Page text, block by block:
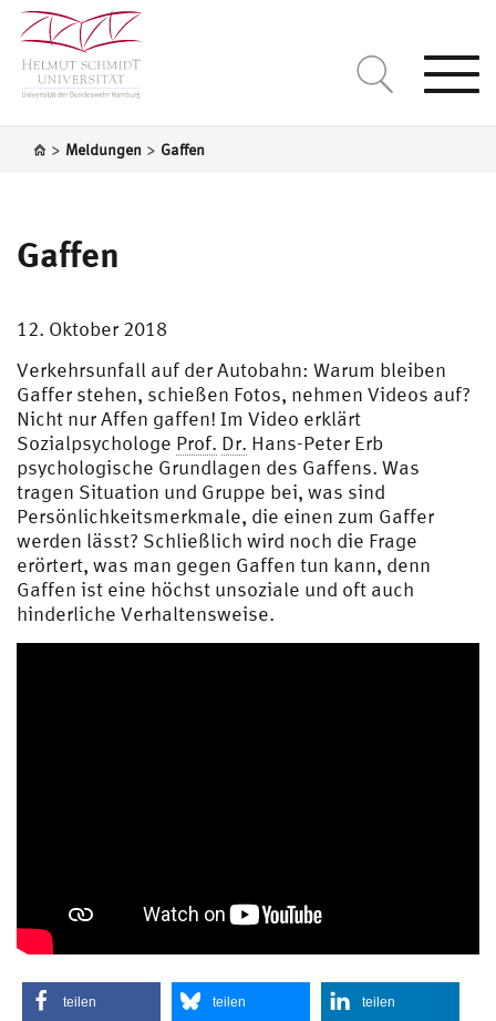
> Meldungen > Gaffen
Gaffen
12. Oktober 2018
Verkehrsunfall auf der Autobahn: Warum bleiben
Gaffer stehen, schießen Fotos, nehmen Videos auf?
Nicht nur Affen gaffen! Im Video erklärt
Sozialpsychologe Prof. Dr. Hans-Peter Erb
psychologische Grundlagen des Gaffens. Was
tragen Situation und Gruppe bei, was sind
Persönlichkeitsmerkmale, die einen zum Gaffer
werden lässt? Schließlich wird noch die Frage
erörtert, was man gegen Gaffen tun kann, denn
Gaffen ist eine höchst unsoziale und oft auch
hinderliche Verhaltensweise.
teilen teilen teilen